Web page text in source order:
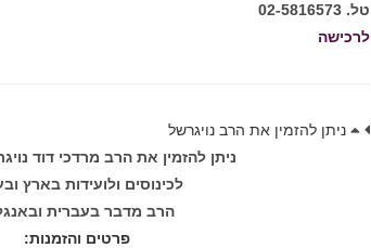
טל. 02-5816573
לרכישה
ניתן להזמין את הרב נויגרשל
ניתן להזמין את הרב מרדכי דוד
לכינוסים ולועידות בארץ
הרב מדבר בעברית
פרטים והזמנות: